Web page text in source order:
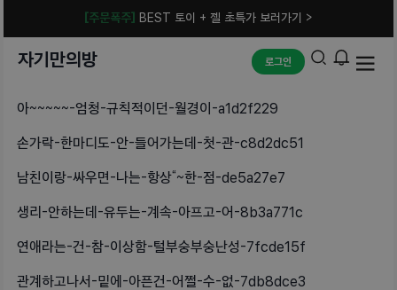
[주문폭주] BEST 토이 + 젤 초특가 보러가기 >
자기만의방 로그인
아~~~~~-엄청-규칙적이던-월경이-a1d2f229
손가락-한마디도-안-들어가는데-첫-관-c8d2dc51
남친이랑-싸우면-나는-항상“~한-점-de5a27e7
생리-안하는데-유두는-계속-아프고-어-8b3a771c
연애라는-건-참-이상함-털부숭부숭난성-7fcde15f
관계하고나서-밑에-아픈건-어쩔-수-없-7db8dce3